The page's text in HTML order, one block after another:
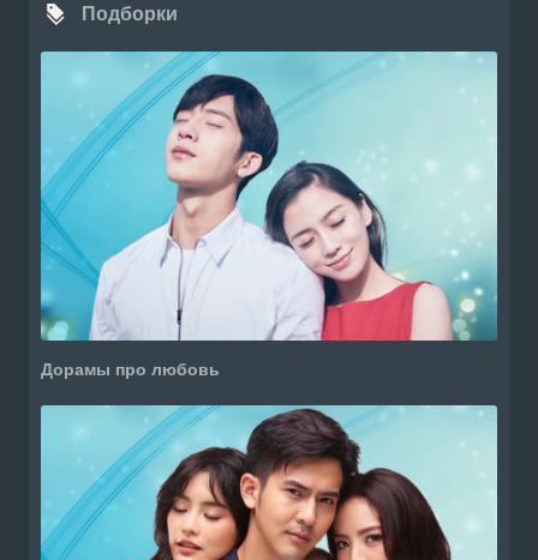
Подборки
Дорамы про любовь